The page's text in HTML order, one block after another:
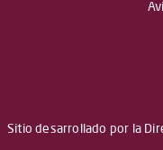
Sitio desarrollado por la